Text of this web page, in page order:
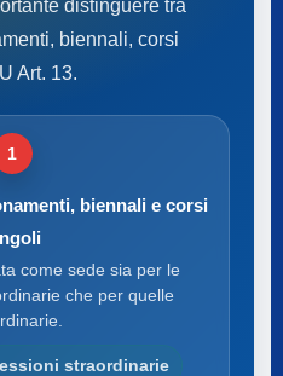
distinguere tra
biennali, corsi
Art. 13.
1
biennali e corsi
come sede sia per le
che per quelle
straordinarie